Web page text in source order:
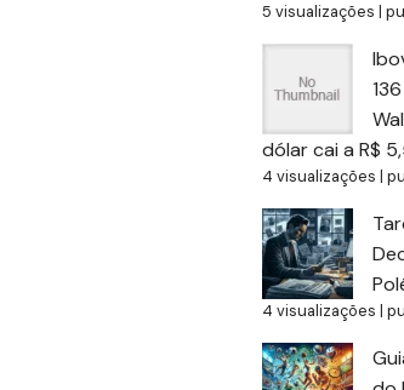
5 visualizações |
dólar cai a R$
4 visualizações |
4 visualizações |